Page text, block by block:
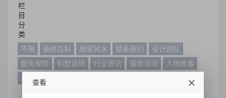
栏
目
分
类
不限
装修百科 居家风水 联系我们
设计团队
服务保障
别墅装修 行业资讯 最新活动
人物故事
最新动态
查看